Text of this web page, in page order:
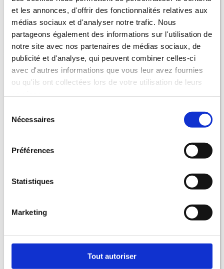
et les annonces, d'offrir des fonctionnalités relatives aux
médias sociaux et d'analyser notre trafic. Nous
partageons également des informations sur l'utilisation de
notre site avec nos partenaires de médias sociaux, de
publicité et d'analyse, qui peuvent combiner celles-ci
avec d'autres informations que vous leur avez fournies
ou qu'ils ont collectées lors de votre utilisation de leurs
Nécessaires
Préférences
Statistiques
Marketing
Tout autoriser
Filière sécurité – CONCOURSDirecteur de police
municipale (catégorie A)
Filière sécurité – EXAMENS
Filière sécurité – EXAMENS
Chef de service de police
municipale principal de 1ère classe (catégorie B)
Chef de service de police
municipale principal de 2ème classe (catégorie B)